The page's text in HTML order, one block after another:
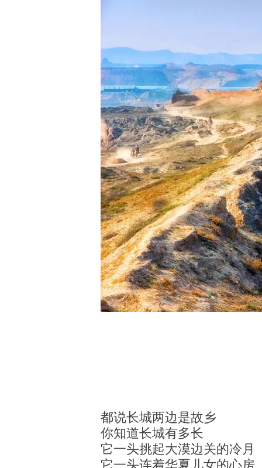
都说长城两边是故乡
你知道长城有多长
它一头挑起大漠边关的冷月
它一头连着华夏儿女的心房